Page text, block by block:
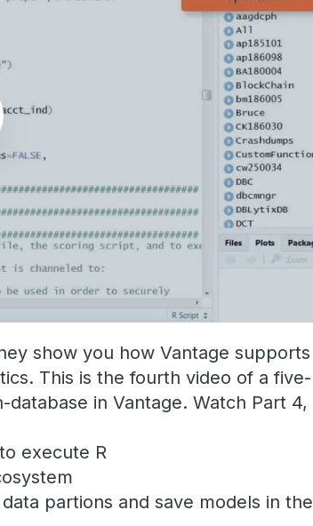
show you how Vantage supports
This is the fourth video of a five-
in Vantage. Watch Part 4,
execute R
partions and save models in the